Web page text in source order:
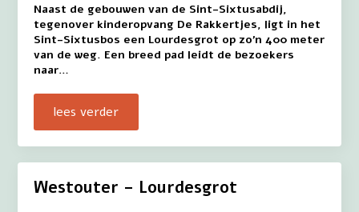
Naast de gebouwen van de Sint-Sixtusabdij,
tegenover kinderopvang De Rakkertjes, ligt in het
Sint-Sixtusbos een Lourdesgrot op zo’n 400 meter
van de weg. Een breed pad leidt de bezoekers
naar…
lees verder
Westouter – Lourdesgrot